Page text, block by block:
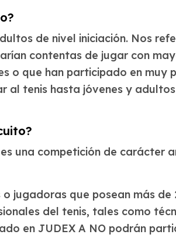
de nivel iniciación. Nos
contentas de jugar con
o que han participado en
al tenis hasta jóvenes y
una competición de
jugadoras que posean más
del tenis, tales como
en JUDEX A NO podrán